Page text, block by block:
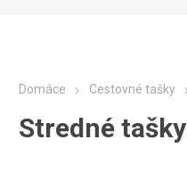
Domáce Cestovné tašky
Stredné tašky